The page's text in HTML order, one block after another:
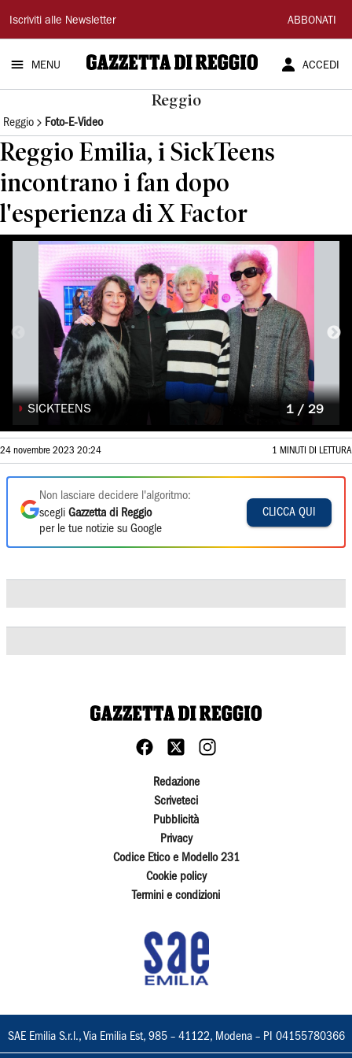
Gazzetta
di
Reggio
Iscriviti alle Newsletter ABBONATI
MENU ACCEDI
Reggio
Reggio Foto-E-Video
Reggio Emilia, i SickTeens
incontrano i fan dopo
l'esperienza di X Factor
◗ SICKTEENS 1 / 29
24 novembre 2023 20:24 1 MINUTI DI LETTURA
Non lasciare decidere l'algoritmo:
scegli Gazzetta di Reggio
per le tue notizie su Google
CLICCA QUI
Redazione
Scriveteci
Pubblicità
Privacy
Codice Etico e Modello 231
Cookie policy
Termini e condizioni
SAE Emilia S.r.l., Via Emilia Est, 985 – 41122, Modena – PI 04155780366